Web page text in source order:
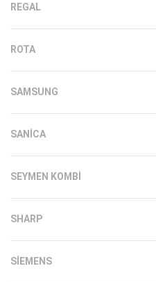
REGAL
ROTA
SAMSUNG
SANICA
SEYMEN KOMBI
SHARP
SIEMENS